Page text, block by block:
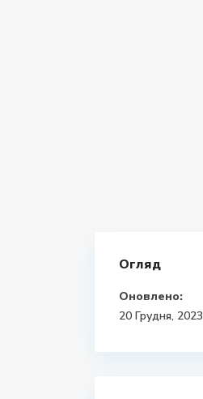
Огляд
Оновлено:
20 Грудня, 2023